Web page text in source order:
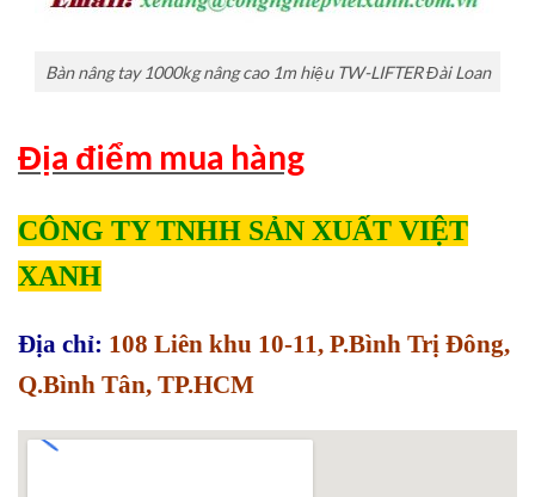
Bàn nâng tay 1000kg nâng cao 1m hiệu TW-LIFTER Đài Loan
Địa điểm mua hàng
CÔNG TY TNHH SẢN XUẤT VIỆT
XANH
Địa chỉ: 108 Liên khu 10-11, P.Bình Trị Đông,
Q.Bình Tân, TP.HCM